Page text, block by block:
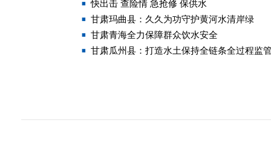
快出击 查险情 急抢修 保供水
甘肃玛曲县：久久为功守护黄河水清岸绿
甘肃青海全力保障群众饮水安全
甘肃瓜州县：打造水土保持全链条全过程监